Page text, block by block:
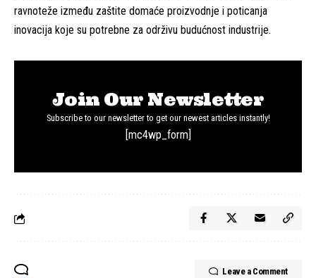
ravnoteže između zaštite domaće proizvodnje i poticanja
inovacija koje su potrebne za održivu budućnost industrije.
Join Our Newsletter
Subscribe to our newsletter to get our newest articles instantly!
[mc4wp_form]
Leave a Comment